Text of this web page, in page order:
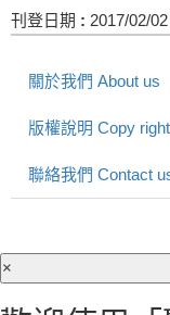
刊登日期 : 2017/02/02
關於我們 About us
版權說明 Copy right
聯絡我們 Contact
×